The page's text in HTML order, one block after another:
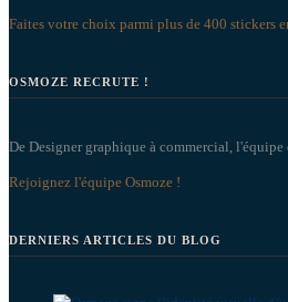
Faites votre choix parmi plus de 400 stickers
OSMOZE RECRUTE !
De Designer graphique à commercial, l'équipe
Rejoignez l'équipe Osmoze !
DERNIERS ARTICLES DU BLOG